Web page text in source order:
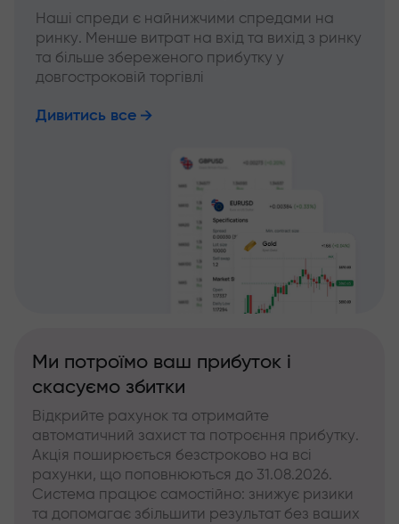
Наші спреди є найнижчими спредами на
ринку. Менше витрат на вхід та вихід з ринку
та більше збереженого прибутку у
довгостроковій торгівлі
Дивитись все
Ми потроїмо ваш прибуток і
скасуємо збитки
Відкрийте рахунок та отримайте
автоматичний захист та потроєння прибутку.
Акція поширюється безстроково на всі
рахунки, що поповнюються до 31.08.2026.
Система працює самостійно: знижує ризики
та допомагає збільшити результат без ваших